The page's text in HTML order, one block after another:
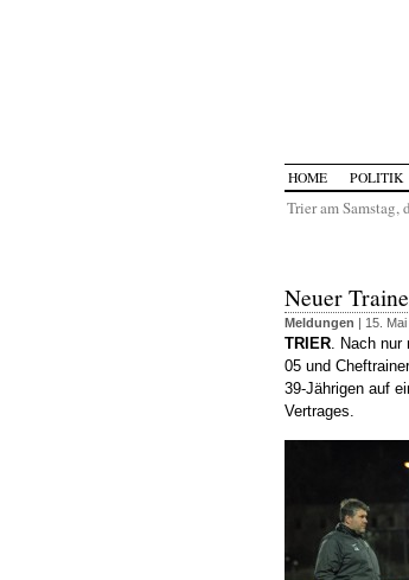
HOME POLITIK
Trier am Samstag,
Neuer
Meldungen | 15.
TRIER. Nach nur
05 und
39-Jährigen auf
Vertrages.